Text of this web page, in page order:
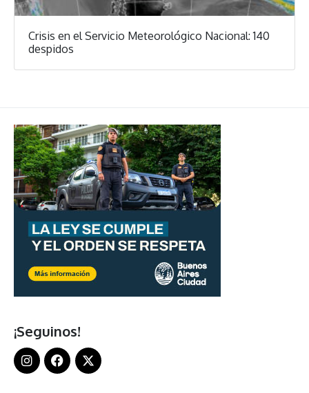
Crisis en el Servicio Meteorológico Nacional: 140
despidos
¡Seguinos!